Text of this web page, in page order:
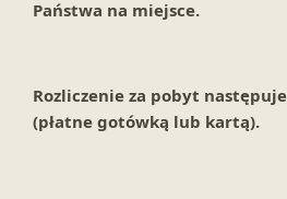
Państwa na miejsce.
Rozliczenie za pobyt
(płatne gotówką lub kartą).